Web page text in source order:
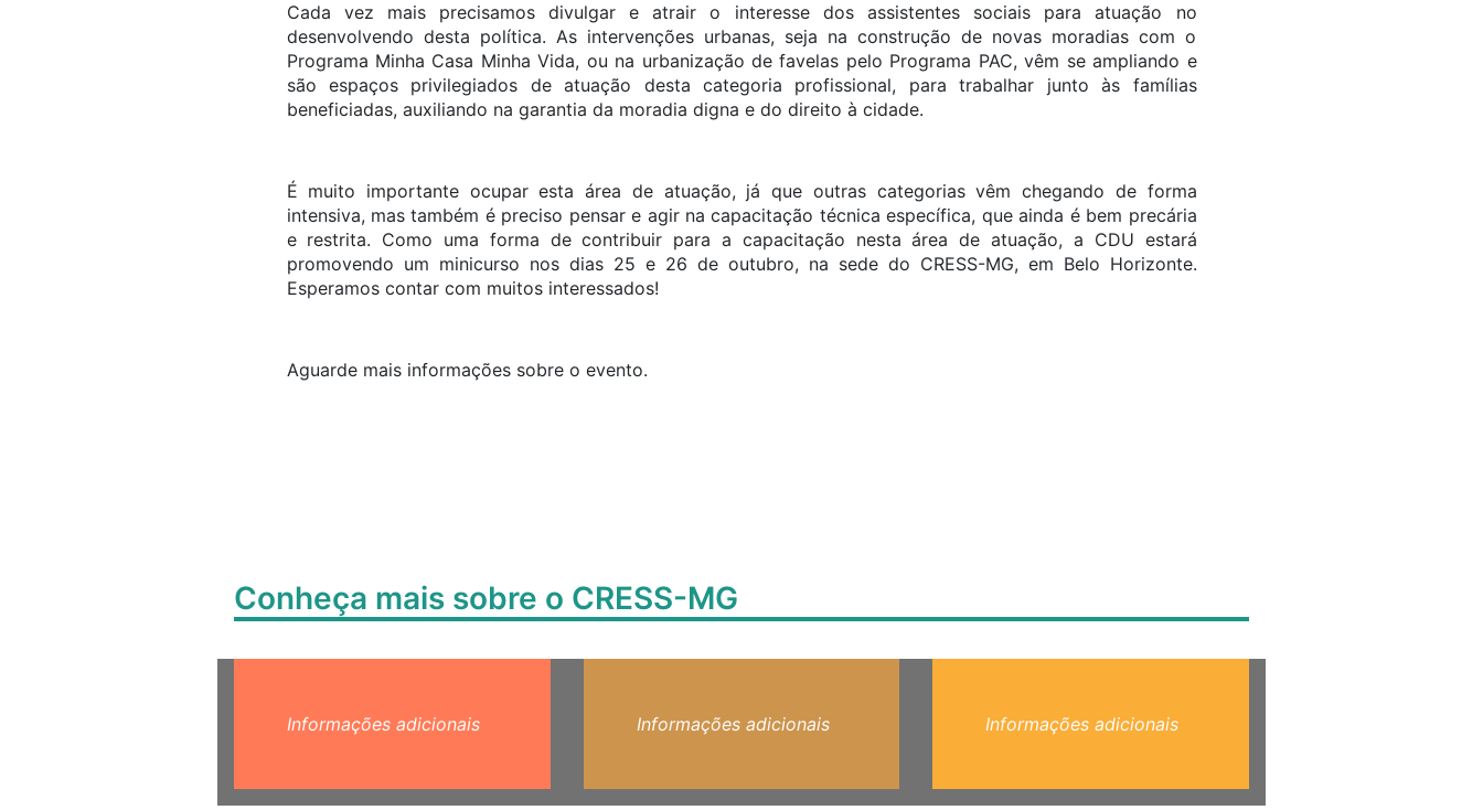
Cada vez mais precisamos divulgar e atrair o interesse dos assistentes sociais para atuação no
desenvolvendo desta política. As intervenções urbanas, seja na construção de novas moradias com o
Programa Minha Casa Minha Vida, ou na urbanização de favelas pelo Programa PAC, vêm se ampliando e
são espaços privilegiados de atuação desta categoria profissional, para trabalhar junto às famílias
beneficiadas, auxiliando na garantia da moradia digna e do direito à cidade.
É muito importante ocupar esta área de atuação, já que outras categorias vêm chegando de forma
intensiva, mas também é preciso pensar e agir na capacitação técnica específica, que ainda é bem precária
e restrita. Como uma forma de contribuir para a capacitação nesta área de atuação, a CDU estará
promovendo um minicurso nos dias 25 e 26 de outubro, na sede do CRESS-MG, em Belo Horizonte.
Esperamos contar com muitos interessados!
Aguarde mais informações sobre o evento.
Conheça mais sobre o CRESS-MG
Informações adicionais Informações adicionais Informações adicionais